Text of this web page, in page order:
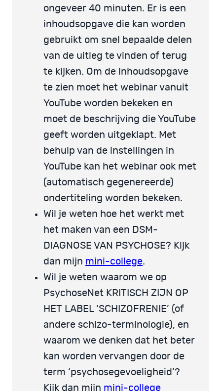
ongeveer 40 minuten. Er is een
inhoudsopgave die kan worden
gebruikt om snel bepaalde delen
van de uitleg te vinden of terug
te kijken. Om de inhoudsopgave
te zien moet het webinar vanuit
YouTube worden bekeken en
moet de beschrijving die YouTube
geeft worden uitgeklapt. Met
behulp van de instellingen in
YouTube kan het webinar ook met
(automatisch gegenereerde)
ondertiteling worden bekeken.
Wil je weten hoe het werkt met
het maken van een DSM-
DIAGNOSE VAN PSYCHOSE? Kijk
dan mijn mini-college.
Wil je weten waarom we op
PsychoseNet KRITISCH ZIJN OP
HET LABEL ‘SCHIZOFRENIE’ (of
andere schizo-terminologie), en
waarom we denken dat het beter
kan worden vervangen door de
term ‘psychosegevoeligheid’?
Kijk dan mijn mini-college